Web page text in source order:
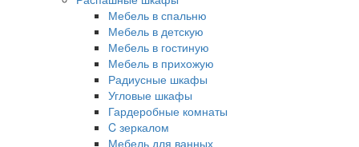
Мебель в спальню
Мебель в детскую
Мебель в гостиную
Мебель в прихожую
Радиусные шкафы
Угловые шкафы
Гардеробные комнаты
C зеркалом
Мебель для ванных